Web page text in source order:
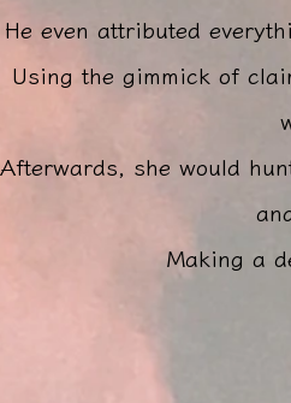
He even attributed
Using the gimmick of
Afterwards, she would
Making a